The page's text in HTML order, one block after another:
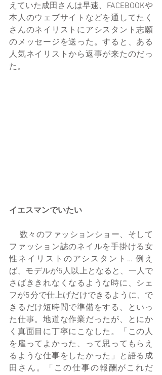
えていた成田さんは早速、FACEBOOKや
本人のウェブサイトなどを通してたく
さんのネイリストにアシスタント志願
のメッセージを送った。すると、ある
人気ネイリストから返事が来たのだっ
た。
イエスマンでいたい
ファッション誌のネイルを手掛ける女
性ネイリストのアシスタント… 例え
ば、モデルが5人以上となると、一人で
さばききれなくなるような時に、シェ
フが5分で仕上げだけできるように、で
きるだけ短時間で準備をする、といっ
た仕事。地道な作業だったが、とにか
く真面目に丁寧にこなした。「この人
を雇ってよかった、って思ってもらえ
るような仕事をしたかった」と語る成
田さん。「この仕事の報酬がこれだ